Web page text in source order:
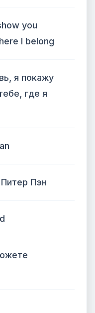
you
I belong
я покажу
где я
Пэн